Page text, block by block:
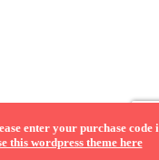
enter your purchase code
this wordpress theme here